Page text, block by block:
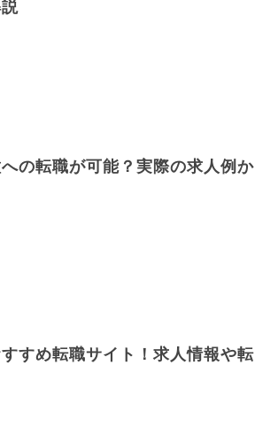
の転職が可能？実際の求人例か
すめ転職サイト！求人情報や転